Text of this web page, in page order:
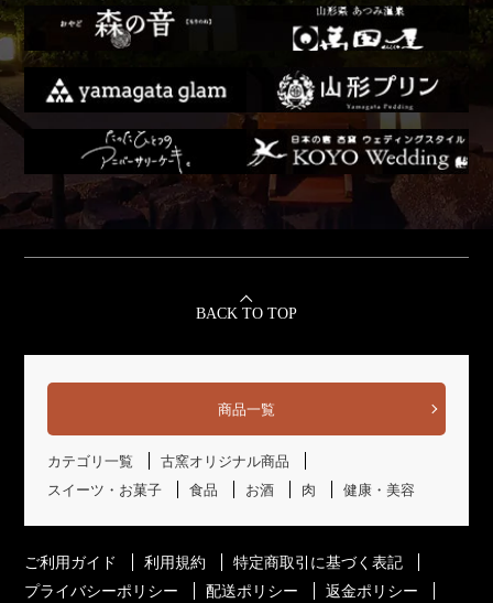
BACK TO TOP
商品一覧
カテゴリ一覧
古窯オリジナル商品
スイーツ・お菓子
食品 お酒 肉 健康・美容
ご利用ガイド 利用規約
特定商取引に基づく表記
プライバシーポリシー
配送ポリシー
返金ポリシー